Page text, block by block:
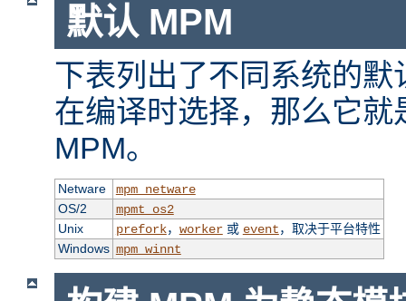
默认 MPM
下表列出了不同系统的默
在编译时选择，那么它就
MPM。
Netware
mpm_netware
OS/2
mpmt_os2
Unix
prefork， worker或 event，取决于平台特性
Windows mpm_winnt